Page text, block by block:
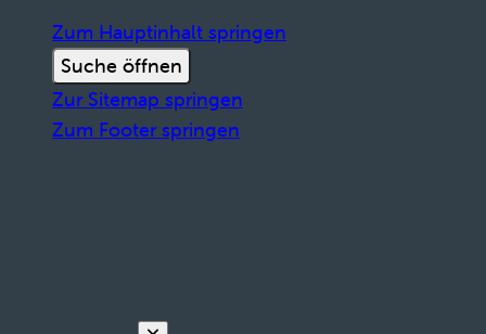
Zum Hauptinhalt springen
Suche öffnen
Zur Sitemap springen
Zum Footer springen